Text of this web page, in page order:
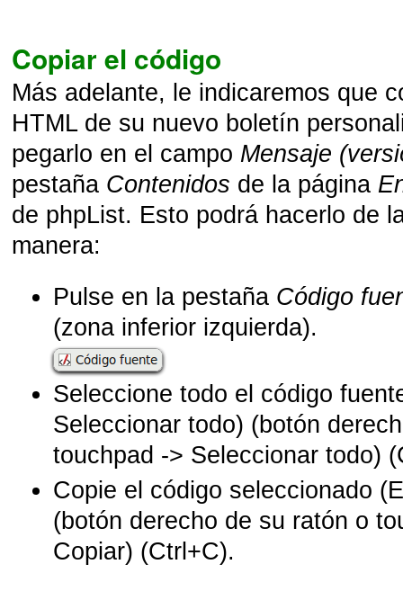
Copiar el código
Más adelante, le indicaremos que
HTML de su nuevo boletín
pegarlo en el campo Mensaje
pestaña Contenidos de la página
de phpList. Esto podrá hacerlo de
manera:
Pulse en la pestaña Código
(zona inferior izquierda).
Seleccione todo el código
Seleccionar todo) (botón
touchpad -> Seleccionar todo)
Copie el código seleccionado
(botón derecho de su ratón o
Copiar) (Ctrl+C).